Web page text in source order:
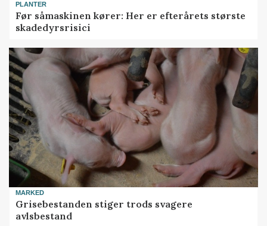
PLANTER
Før såmaskinen kører: Her er efterårets største
skadedyrsrisici
MARKED
Grisebestanden stiger trods svagere
avlsbestand